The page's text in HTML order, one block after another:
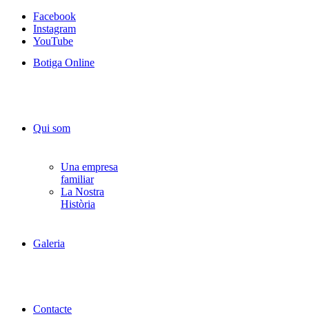
Facebook
Instagram
YouTube
Botiga Online
Qui som
Una empresa
familiar
La Nostra
Història
Galeria
Contacte